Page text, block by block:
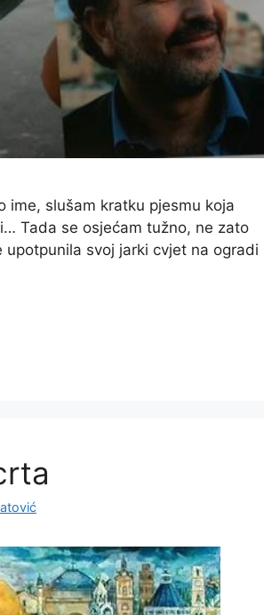
ime, slušam kratku pjesmu koja
Tada se osjećam tužno, ne zato
svoj jarki cvjet na ogradi